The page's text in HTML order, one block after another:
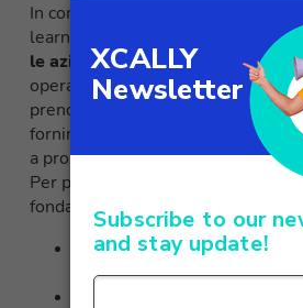
In conclusione, i predictive
learning
possono essere
le aziende. Che si tratti di
operativa, aumentare la
prendere decisioni informate,
fornire insight preziosi che
a prosperare in un mercato
Per poterli implementare
fondamentali sono:
Raccogliere dati di qualità
rilevanti